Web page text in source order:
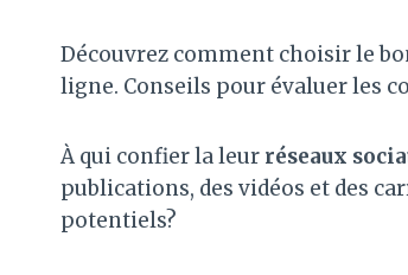
Découvrez comment choisir le
ligne. Conseils pour évaluer les
À qui confier la leur réseaux
publications, des vidéos et des
potentiels?